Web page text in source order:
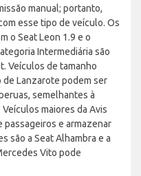
manual; portanto,
esse tipo de veículo. Os
o Seat Leon 1.9 e o
Intermediária são
Veículos de tamanho
Lanzarote podem ser
semelhantes à
maiores da Avis
e armazenar
são a Seat Alhambra e a
Vito pode